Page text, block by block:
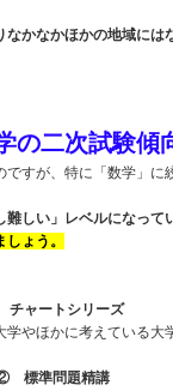
かなかほかの地域には
の二次試験傾
ですが、特に「数学」
しい」レベルになって
ょう。
ャートシリーズ
やほかに考えている
標準問題精講